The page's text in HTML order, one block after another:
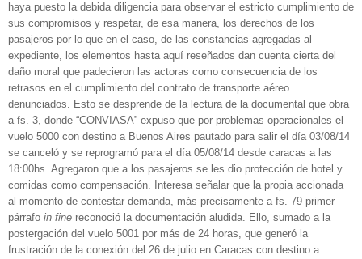
haya puesto la debida diligencia para observar el estricto cumplimiento de
sus compromisos y respetar, de esa manera, los derechos de los
pasajeros por lo que en el caso, de las constancias agregadas al
expediente, los elementos hasta aquí reseñados dan cuenta cierta del
daño moral que padecieron las actoras como consecuencia de los
retrasos en el cumplimiento del contrato de transporte aéreo
denunciados. Esto se desprende de la lectura de la documental que obra
a fs. 3, donde “CONVIASA” expuso que por problemas operacionales el
vuelo 5000 con destino a Buenos Aires pautado para salir el día 03/08/14
se canceló y se reprogramó para el día 05/08/14 desde caracas a las
18:00hs. Agregaron que a los pasajeros se les dio protección de hotel y
comidas como compensación. Interesa señalar que la propia accionada
al momento de contestar demanda, más precisamente a fs. 79 primer
párrafo in fine reconoció la documentación aludida. Ello, sumado a la
postergación del vuelo 5001 por más de 24 horas, que generó la
frustración de la conexión del 26 de julio en Caracas con destino a